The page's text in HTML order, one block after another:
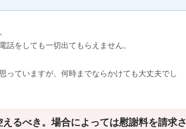
話をしても一切出てもらえません。
っていますが、何時までならかけても大丈夫でし
るべき。場合によっては慰謝料を請求さ